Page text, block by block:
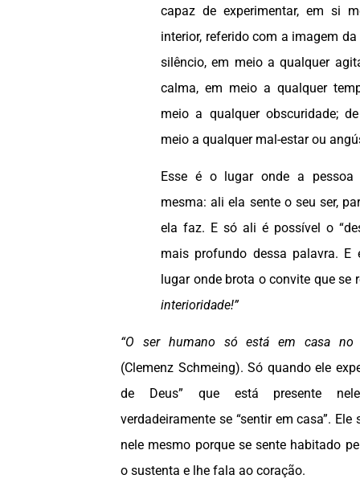
capaz de experimentar, em si
interior, referido com a imagem da
silêncio, em meio a qualquer
calma, em meio a qualquer
meio a qualquer obscuridade;
meio a qualquer mal-estar ou
Esse é o lugar onde a pessoa
mesma: ali ela sente o seu ser,
ela faz. E só ali é possível o
mais profundo dessa palavra. E
lugar onde brota o convite que se
interioridade!”
“O ser humano só está em casa no
(Clemenz Schmeing). Só quando ele
de Deus” que está presente
verdadeiramente se “sentir em casa”. Ele
nele mesmo porque se sente habitado
o sustenta e lhe fala ao coração.